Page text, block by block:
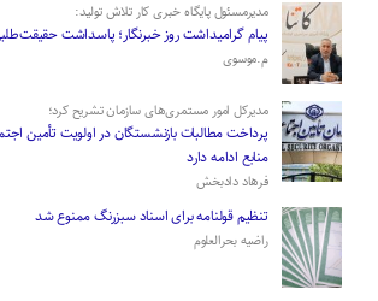
مدیرمسئول پایگاه خبری کار تلاش تولید:
پیام گرامیداشت روز خبرنگار؛ پاسداشت
م.موسوی
مدیرکل امور مستمری‌های سازمان تشریح کرد؛
پرداخت مطالبات بازنشستگان در اولویت تأمین
منابع ادامه دارد
فرهاد دادبخش
تنظیم قولنامه برای اسناد سبزرنگ ممنوع شد
راضیه بحرالعلوم